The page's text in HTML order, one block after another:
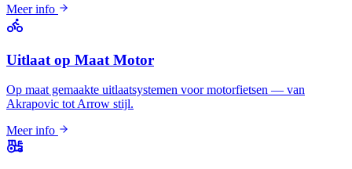
Meer info
Uitlaat op Maat Motor
Op maat gemaakte uitlaatsystemen voor motorfietsen — van
Akrapovic tot Arrow stijl.
Meer info